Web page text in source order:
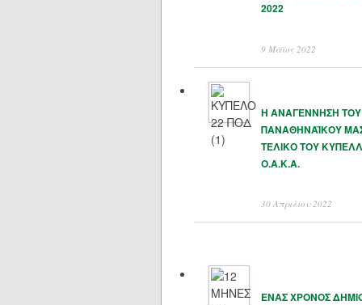
2022
9 Μάϊος 2022
Η ΑΝΑΓΕΝΝΗΣΗ ΤΟΥ
ΠΑΝΑΘΗΝΑΪΚΟΥ
ΤΕΛΙΚΟ ΤΟΥ
Ο.Α.Κ.Α.
30 Απριλίου 2022
ΕΝΑΣ ΧΡΟΝΟΣ